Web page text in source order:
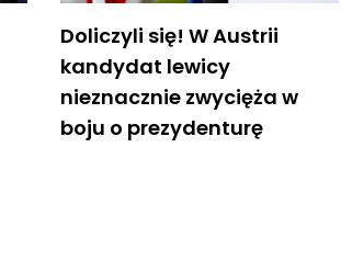
Doliczyli się! W Austrii
kandydat lewicy
nieznacznie zwycięża w
boju o prezydenturę